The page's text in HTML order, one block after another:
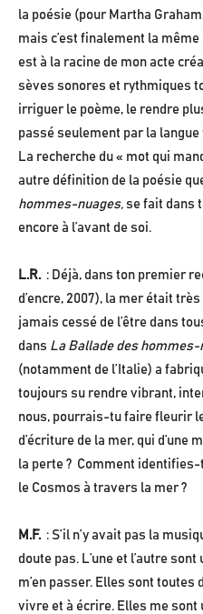
la poésie (pour Martha
mais c’est finalement la
est à la racine de mon acte
sèves sonores et rythmiques
irriguer le poème, le rendre
passé seulement par la
La recherche du « mot qui
autre définition de la poésie
hommes-nuages, se fait dans
encore à l’avant de soi.
L.R. : Déjà, dans ton premier
d’encre, 2007), la mer était
jamais cessé de l’être dans
dans La Ballade des hommes-
(notamment de l’Italie) a
toujours su rendre vibrant,
nous, pourrais-tu faire fleurir
d’écriture de la mer, qui
la perte ? Comment
le Cosmos à travers la mer ?
M.F. : S’il n’y avait pas la
doute pas. L’une et l’autre
m’en passer. Elles sont toutes
vivre et à écrire. Elles me sont